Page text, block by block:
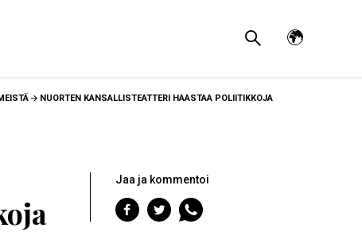
Avaa
NUORTEN KANSALLISTEATTERI HAASTAA POLIITIKKOJA
Jaa ja kommentoi
Jaa
Facebookiin
Jaa
Twitteriin
Jaa
WhatsAppiin